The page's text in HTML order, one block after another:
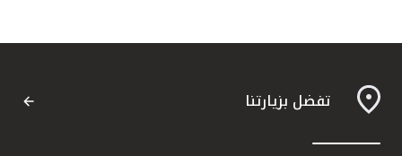
تفضل بزيارتنا